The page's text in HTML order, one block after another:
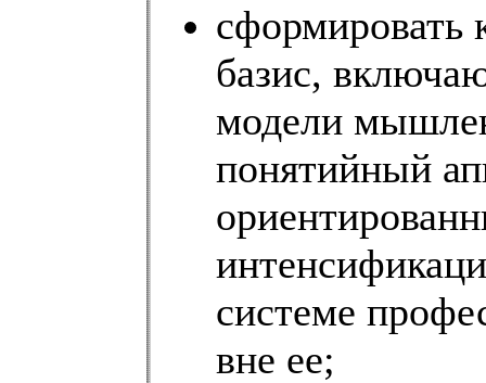
сформировать
базис,
модели
понятийный
системе
вне ее;